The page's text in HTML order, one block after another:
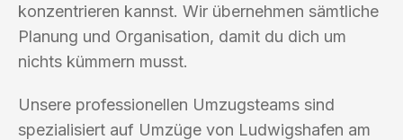
konzentrieren kannst. Wir übernehmen sämtliche
Planung und Organisation, damit du dich um
nichts kümmern musst.
Unsere professionellen Umzugsteams sind
spezialisiert auf Umzüge von Ludwigshafen am